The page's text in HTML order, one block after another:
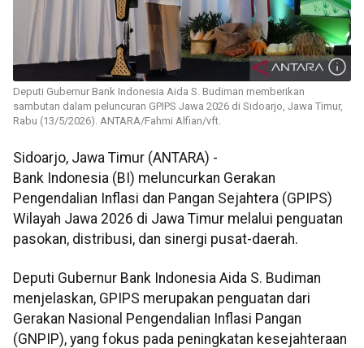
Deputi Gubernur Bank Indonesia Aida S. Budiman memberikan
sambutan dalam peluncuran GPIPS Jawa 2026 di Sidoarjo, Jawa Timur,
Rabu (13/5/2026). ANTARA/Fahmi Alfian/vft.
Sidoarjo, Jawa Timur (ANTARA) -
Bank Indonesia (BI) meluncurkan Gerakan
Pengendalian Inflasi dan Pangan Sejahtera (GPIPS)
Wilayah Jawa 2026 di Jawa Timur melalui penguatan
pasokan, distribusi, dan sinergi pusat-daerah.
Deputi Gubernur Bank Indonesia Aida S. Budiman
menjelaskan, GPIPS merupakan penguatan dari
Gerakan Nasional Pengendalian Inflasi Pangan
(GNPIP), yang fokus pada peningkatan kesejahteraan